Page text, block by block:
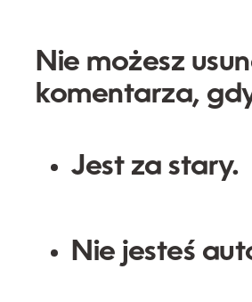
Nie możesz
komentarza,
Jest za stary.
Nie jesteś